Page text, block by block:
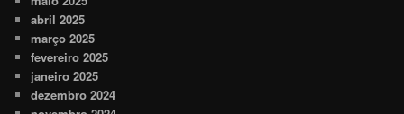
abril 2025
março 2025
fevereiro 2025
janeiro 2025
dezembro 2024